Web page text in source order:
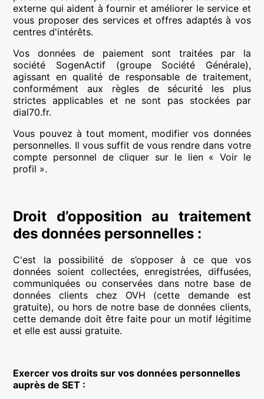
externe qui aident à fournir et améliorer le service et
vous proposer des services et offres adaptés à vos
centres d'intérêts.
Vos données de paiement sont traitées par la
société SogenActif (groupe Société Générale),
agissant en qualité de responsable de traitement,
conformément aux règles de sécurité les plus
strictes applicables et ne sont pas stockées par
dial70.fr.
Vous pouvez à tout moment, modifier vos données
personnelles. Il vous suffit de vous rendre dans votre
compte personnel de cliquer sur le lien « Voir le
profil ».
Droit d’opposition au traitement
des données personnelles :
C'est la possibilité de s’opposer à ce que vos
données soient collectées, enregistrées, diffusées,
communiquées ou conservées dans notre base de
données clients chez OVH (cette demande est
gratuite), ou hors de notre base de données clients,
cette demande doit être faite pour un motif légitime
et elle est aussi gratuite.
Exercer vos droits sur vos données personnelles
auprès de SET :